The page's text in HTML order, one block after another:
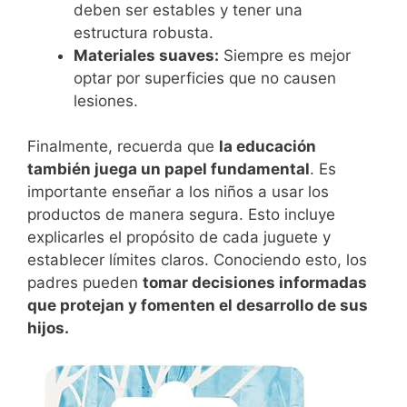
deben ser estables y tener una
estructura robusta.
Materiales suaves: Siempre es mejor
optar por superficies que no causen
lesiones.
Finalmente, recuerda que la educación
también juega un papel fundamental. Es
importante enseñar a los niños a usar los
productos de manera segura. Esto incluye
explicarles el propósito de cada juguete y
establecer límites claros. Conociendo esto, los
padres pueden tomar decisiones informadas
que protejan y fomenten el desarrollo de sus
hijos.